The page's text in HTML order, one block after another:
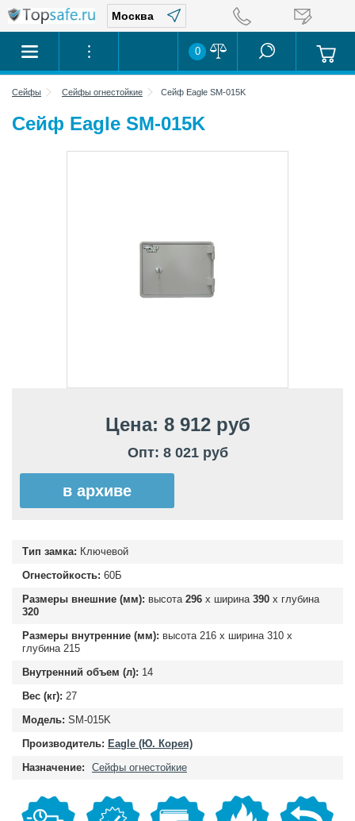
0
Сейфы Сейфы огнестойкие Сейф Eagle SM-015K
Сейф Eagle SM-015K
Цена: 8 912 руб
Опт: 8 021 руб
в архиве
Тип замка: Ключевой
Огнестойкость: 60Б
Размеры внешние (мм): высота 296 х ширина 390 х глубина
320
Размеры внутренние (мм): высота 216 х ширина 310 х
глубина 215
Внутренний объем (л): 14
Вес (кг): 27
Модель: SM-015K
Производитель: Eagle (Ю. Корея)
Назначение:
Сейфы огнестойкие